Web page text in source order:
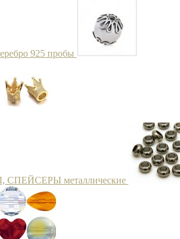
925 пробы
металлические